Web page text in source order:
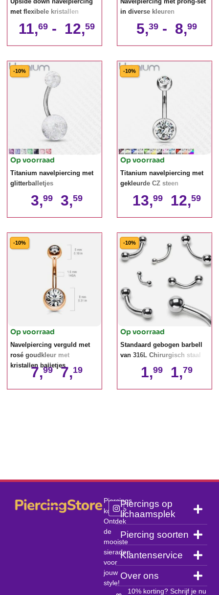
met flexibele kristallen
11,69 - 12,59
in diverse kleuren
5,39 - 8,99
-10%
Op voorraad
Titanium navelpiercing met
glitterballetjes
3,99 3,59
-10%
Op voorraad
Titanium navelpiercing met
gekleurde CZ steen
13,99 12,59
-10%
Op voorraad
Navelpiercing verguld met
rosé goudkleur met
kristallen balletjes
7,99 7,19
-10%
Op voorraad
Standaard gebogen barbell
van 316L Chirurgisch staal
1,99 1,79
Piercings
kopen?
Ontdek
de
mooiste
sieraden
voor
jouw
style!
Piercings op
lichaamsplek
Piercing soorten
Klantenservice
Over ons
10% korting? Schrijf je nu